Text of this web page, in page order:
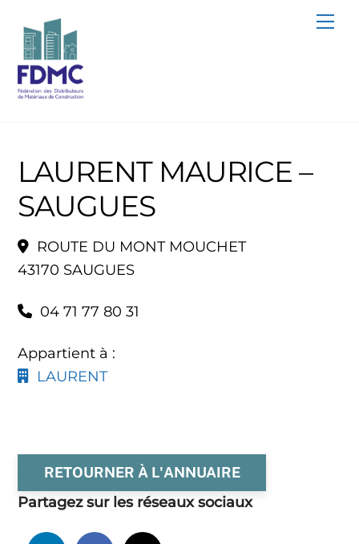
content
LAURENT MAURICE –
SAUGUES
ROUTE DU MONT MOUCHET
43170 SAUGUES
04 71 77 80 31
Appartient à :
LAURENT
RETOURNER À L'ANNUAIRE
Partagez sur les réseaux sociaux